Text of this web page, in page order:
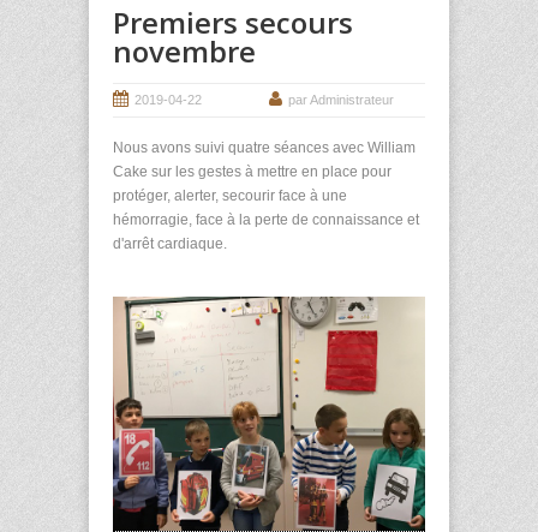
Premiers secours
novembre
2019-04-22 par Administrateur
Nous avons suivi quatre séances avec William
Cake sur les gestes à mettre en place pour
protéger, alerter, secourir face à une
hémorragie, face à la perte de connaissance et
d'arrêt cardiaque.